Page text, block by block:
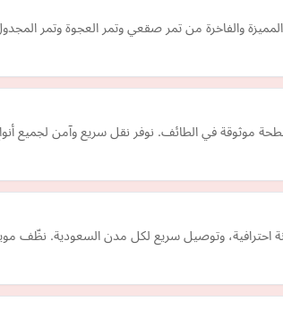
والفاخرة من تمر صقعي وتمر العجوة وتمر
موثوقة في الطائف. نوفر نقل سريع وآمن لجميع
احترافية، وتوصيل سريع لكل مدن السعودية. نظّف